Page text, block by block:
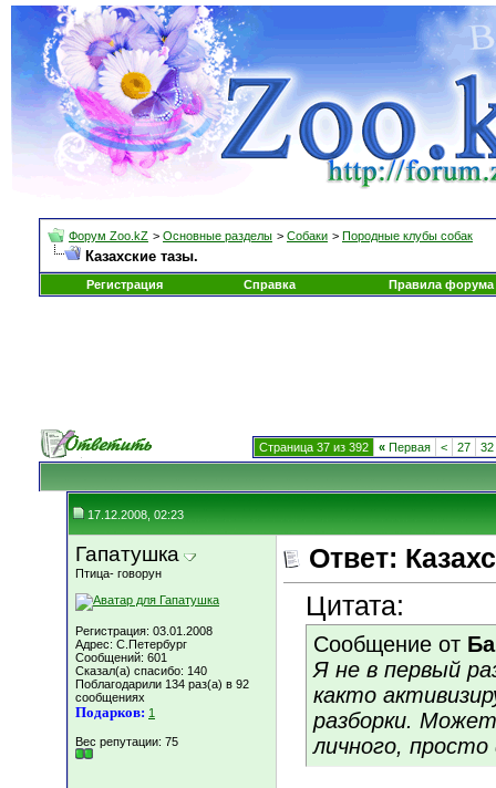
Форум Zoo.kZ > Основные разделы > Собаки > Породные клубы собак
Казахские тазы.
Регистрация Справка Правила форума
Страница 37 из 392 « Первая < 27 32
17.12.2008, 02:23
Гапатушка
Птица- говорун
Регистрация: 03.01.2008
Адрес: C.Петербург
Сообщений: 601
Сказал(а) спасибо: 140
Поблагодарили 134 раз(а) в 92
сообщениях
Подарков: 1
Вес репутации: 75
Ответ:
Цитата:
Сообщение от
Я не в первый
както
разборки.
личного,